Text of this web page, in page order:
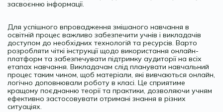
засвоєнню інформації.
Для успішного впровадження змішаного навчання в
освітній процес важливо забезпечити учнів і викладачів
доступом до необхідних технологій та ресурсів. Варто
розробляти чіткі інструкції щодо використання онлайн-
платформ та забезпечувати підтримку аудиторії на всіх
етапах навчання. Викладачам слід планувати навчальний
процес таким чином, щоб матеріали, які вивчаються онлайн,
логічно доповнювали роботу в класі. Це сприятиме
кращому поєднанню теорії та практики, дозволяючи учням
ефективно застосовувати отримані знання в різних
ситуаціях.